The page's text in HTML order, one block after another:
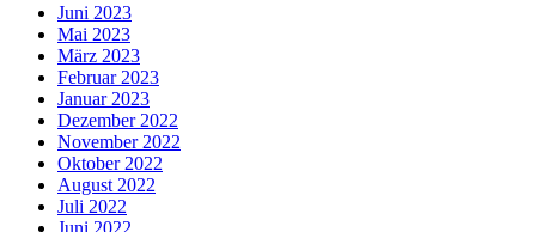
Juni 2023
Mai 2023
März 2023
Februar 2023
Januar 2023
Dezember 2022
November 2022
Oktober 2022
August 2022
Juli 2022
Juni 2022